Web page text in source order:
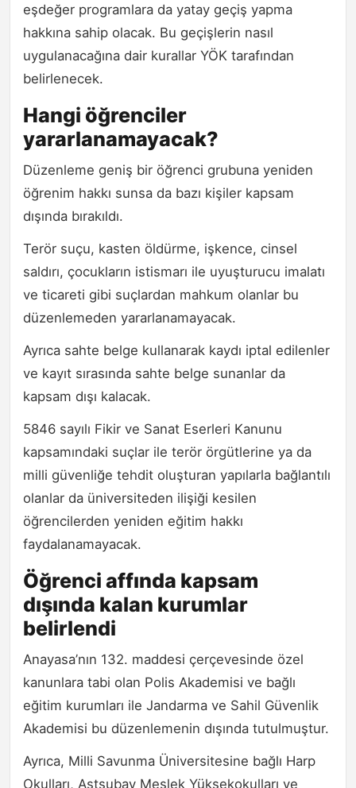
eşdeğer programlara da yatay geçiş yapma
hakkına sahip olacak. Bu geçişlerin nasıl
uygulanacağına dair kurallar YÖK tarafından
belirlenecek.
Hangi öğrenciler
yararlanamayacak?
Düzenleme geniş bir öğrenci grubuna yeniden
öğrenim hakkı sunsa da bazı kişiler kapsam
dışında bırakıldı.
Terör suçu, kasten öldürme, işkence, cinsel
saldırı, çocukların istismarı ile uyuşturucu imalatı
ve ticareti gibi suçlardan mahkum olanlar bu
düzenlemeden yararlanamayacak.
Ayrıca sahte belge kullanarak kaydı iptal edilenler
ve kayıt sırasında sahte belge sunanlar da
kapsam dışı kalacak.
5846 sayılı Fikir ve Sanat Eserleri Kanunu
kapsamındaki suçlar ile terör örgütlerine ya da
milli güvenliğe tehdit oluşturan yapılarla bağlantılı
olanlar da üniversiteden ilişiği kesilen
öğrencilerden yeniden eğitim hakkı
faydalanamayacak.
Öğrenci affında kapsam
dışında kalan kurumlar
belirlendi
Anayasa’nın 132. maddesi çerçevesinde özel
kanunlara tabi olan Polis Akademisi ve bağlı
eğitim kurumları ile Jandarma ve Sahil Güvenlik
Akademisi bu düzenlemenin dışında tutulmuştur.
Ayrıca, Milli Savunma Üniversitesine bağlı Harp
Okulları, Astsubay Meslek Yüksekokulları ve